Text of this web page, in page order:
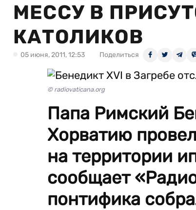
МЕССУ В
КАТОЛИКОВ
05 июня, 2011, 12:53 Поделиться
© radiovaticana.org
Папа Римский
Хорватию
на территории
сообщает
понтифика